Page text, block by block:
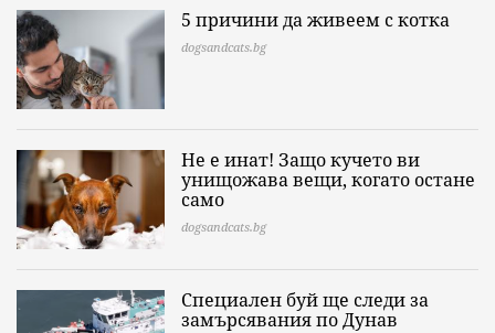
5 причини да живеем с котка
dogsandcats.bg
Не е инат! Защо кучето ви
унищожава вещи, когато остане
само
dogsandcats.bg
Специален буй ще следи за
замърсявания по Дунав